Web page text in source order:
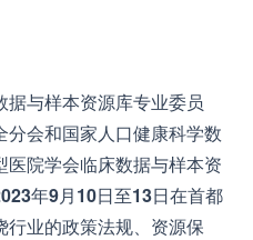
与样本资源库专业委员
会和国家人口健康科学数
院学会临床数据与样本资
年9月10日至13日在首都
业的政策法规、资源保